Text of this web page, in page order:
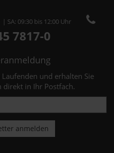
SA: 09:30 bis 12:00 Uhr
7817-0
und erhalten Sie
direkt in Ihr Postfach.